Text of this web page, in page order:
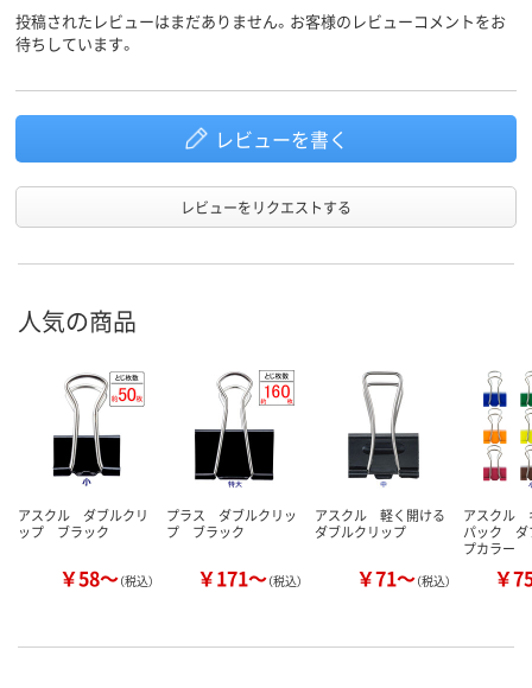
投稿されたレビューはまだありません。お客様のレビューコメントをお
待ちしています。
レビューを書く
レビューをリクエストする
人気の商品
アスクル ダブルクリ
ップ ブラック
￥58～（税込）
プラス ダブルクリッ
プ ブラック
￥171～（税込）
アスクル 軽く開ける
ダブルクリップ
￥71～（税込）
アスクル
パック ダ
プカラー
￥